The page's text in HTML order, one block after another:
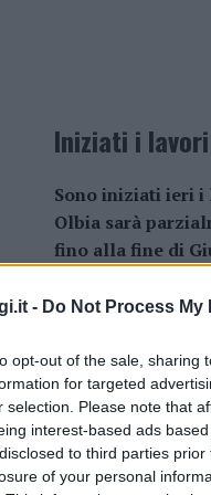
- Do Not Process
opt-out of the sale, sharing
for targeted
selection. Please note that
interest-based ads
to third parties
of your personal
Iniziati i
Sono iniziati ieri
Olbia sarà
fino alla fine di
lavori di
che Anas andrà
ilrifacimento
L’illuminazione